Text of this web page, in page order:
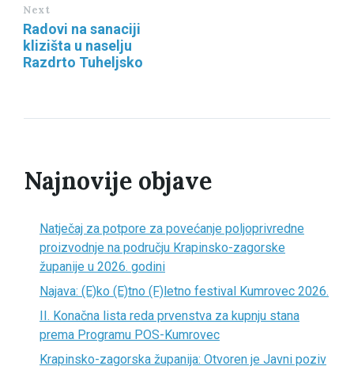
Next
Radovi na sanaciji
klizišta u naselju
Razdrto Tuheljsko
Najnovije objave
Natječaj za potpore za povećanje poljoprivredne
proizvodnje na području Krapinsko-zagorske
županije u 2026. godini
Najava: (E)ko (E)tno (F)letno festival Kumrovec 2026.
II. Konačna lista reda prvenstva za kupnju stana
prema Programu POS-Kumrovec
Krapinsko-zagorska županija: Otvoren je Javni poziv